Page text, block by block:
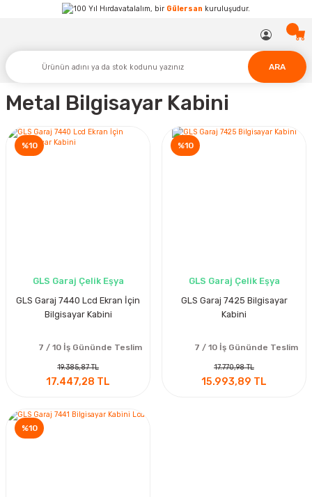
Hırdavatalalım, bir Gülersan kuruluşudur.
ARA
Metal Bilgisayar Kabini
%10
GLS Garaj Çelik Eşya
GLS Garaj 7440 Lcd Ekran İçin
Bilgisayar Kabini
7 / 10 İş Gününde Teslim
19.385,87 TL
17.447,28 TL
%10
GLS Garaj Çelik Eşya
GLS Garaj 7425 Bilgisayar
Kabini
7 / 10 İş Gününde Teslim
17.770,98 TL
15.993,89 TL
%10